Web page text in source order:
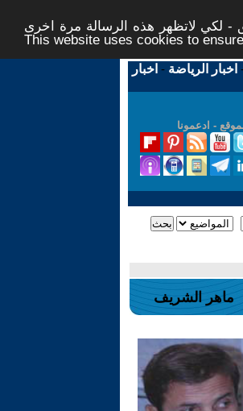
- لكي لاتظهر هذه الرسالة مرة اخرى -
This website uses cookies to
اخبار الرياضة - اخبار
- ادعمونا
ماهر الشريف